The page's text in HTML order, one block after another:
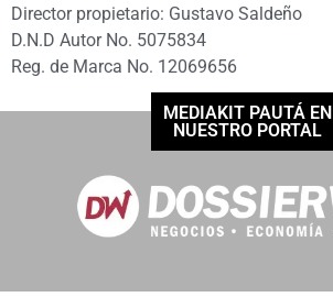
Director propietario: Gustavo Saldeño
D.N.D Autor No. 5075834
Reg. de Marca No. 12069656
MEDIAKIT PAUTÁ EN
NUESTRO PORTAL